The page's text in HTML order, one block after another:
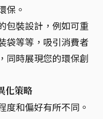
保。
包裝設計，例如可重
袋等等，吸引消費者
同時展現您的環保創
化策略
度和偏好有所不同。